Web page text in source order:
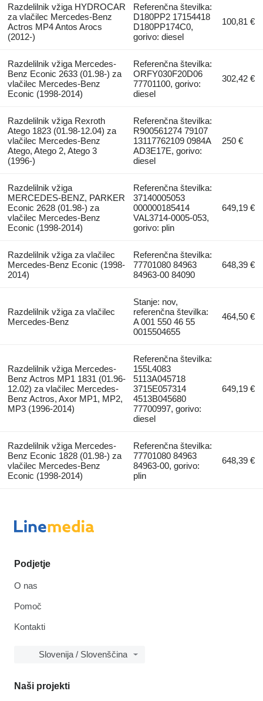
Razdelilnik vžiga HYDROCAR
za vlačilec Mercedes-Benz
Actros MP4 Antos Arocs
(2012-)
Referenčna številka:
D180PP2 17154418
D180PP174C0,
gorivo: diesel
100,81 €
Razdelilnik vžiga Mercedes-
Benz Econic 2633 (01.98-) za
vlačilec Mercedes-Benz
Econic (1998-2014)
Referenčna številka:
ORFY030F20D06
77701100, gorivo:
diesel
302,42 €
Razdelilnik vžiga Rexroth
Atego 1823 (01.98-12.04) za
vlačilec Mercedes-Benz
Atego, Atego 2, Atego 3
(1996-)
Referenčna številka:
R900561274 79107
13117762109 0984A
AD3E17E, gorivo:
diesel
250 €
Razdelilnik vžiga
MERCEDES-BENZ, PARKER
Econic 2628 (01.98-) za
vlačilec Mercedes-Benz
Econic (1998-2014)
Referenčna številka:
37140005053
000000185414
VAL3714-0005-053,
gorivo: plin
649,19 €
Razdelilnik vžiga za vlačilec
Mercedes-Benz Econic (1998-
2014)
Referenčna številka:
77701080 84963
84963-00 84090
648,39 €
Razdelilnik vžiga za vlačilec
Mercedes-Benz
Stanje: nov,
referenčna številka:
A 001 550 46 55
0015504655
464,50 €
Razdelilnik vžiga Mercedes-
Benz Actros MP1 1831 (01.96-
12.02) za vlačilec Mercedes-
Benz Actros, Axor MP1, MP2,
MP3 (1996-2014)
Referenčna številka:
155L4083
5113A045718
3715E057314
4513B045680
77700997, gorivo:
diesel
649,19 €
Razdelilnik vžiga Mercedes-
Benz Econic 1828 (01.98-) za
vlačilec Mercedes-Benz
Econic (1998-2014)
Referenčna številka:
77701080 84963
84963-00, gorivo:
plin
648,39 €
Podjetje
O nas
Pomoč
Kontakti
Slovenija / Slovenščina
Naši projekti